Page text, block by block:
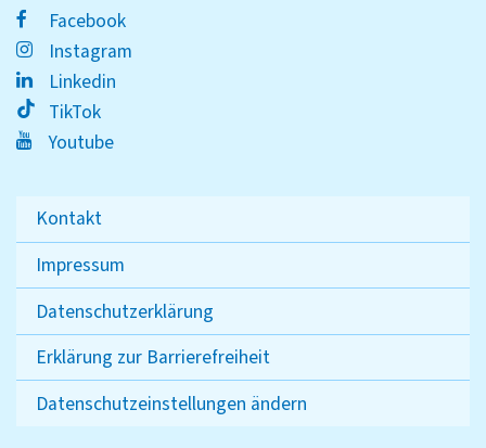
Facebook
Instagram
Linkedin
TikTok
Youtube
Kontakt
Impressum
Datenschutzerklärung
Erklärung zur Barrierefreiheit
Datenschutzeinstellungen ändern